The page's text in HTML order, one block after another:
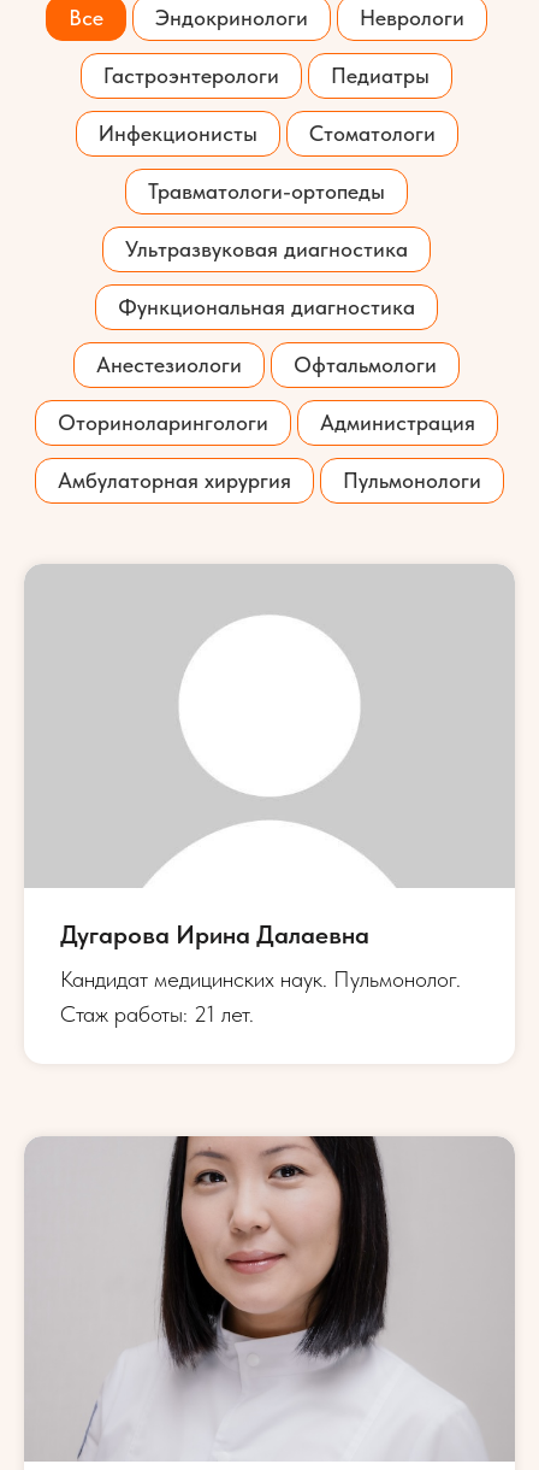
Все Эндокринологи Неврологи
Гастроэнтерологи Педиатры
Инфекционисты Стоматологи
Травматологи-ортопеды
Ультразвуковая диагностика
Функциональная диагностика
Анестезиологи Офтальмологи
Оториноларингологи Администрация
Амбулаторная хирургия Пульмонологи
Дугарова Ирина Далаевна
Кандидат медицинских наук. Пульмонолог.
Стаж работы: 21 лет.